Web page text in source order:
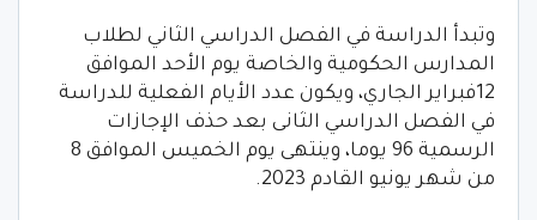
وتبدأ الدراسة في الفصل الدراسي الثاني لطلاب
المدارس الحكومية والخاصة يوم الأحد الموافق
12فبراير الجاري، ويكون عدد الأيام الفعلية للدراسة
في الفصل الدراسي الثانى بعد حذف الإجازات
الرسمية 96 يوما، وينتهى يوم الخميس الموافق 8
من شهر يونيو القادم 2023.